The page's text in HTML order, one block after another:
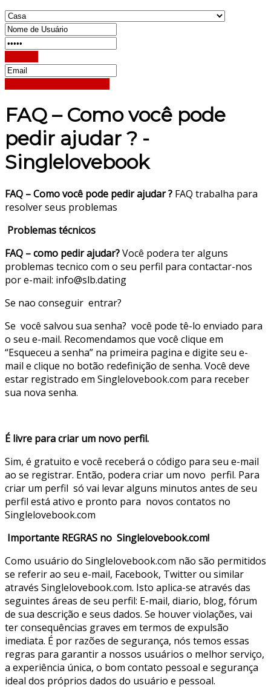
FAQ – Como você pode
pedir ajudar ? -
Singlelovebook
FAQ – Como você pode pedir ajudar ? FAQ trabalha para
resolver seus problemas
Problemas técnicos
FAQ – como pedir ajudar?Você podera ter alguns
problemas tecnico com o seu perfil para contactar-nos
por e-mail: info@slb.dating
Se nao conseguir entrar?
Se você salvou sua senha? você pode tê-lo enviado para
o seu e-mail. Recomendamos que você clique em
“Esqueceu a senha” na primeira pagina e digite seu e-
mail e clique no botão redefinição de senha. Você deve
estar registrado em Singlelovebook.com para receber
sua nova senha.
É livre para criar um novo perfil.
Sim, é gratuito e você receberá o código para seu e-mail
ao se registrar. Então, podera criar um novo perfil. Para
criar um perfil só vai levar alguns minutos antes de seu
perfil está ativo e pronto para novos contatos no
Singlelovebook.com
Importante REGRAS no Singlelovebook.com!
Como usuário do Singlelovebook.com não são permitidos
se referir ao seu e-mail, Facebook, Twitter ou similar
através Singlelovebook.com. Isto aplica-se através das
seguintes áreas de seu perfil: E-mail, diario, blog, fórum
de sua descrição e seus dados. Se houver violações, vai
ter consequências graves em termos de expulsão
imediata. É por razões de segurança, nós temos essas
regras para garantir a nossos usuários o melhor serviço,
a experiência única, o bom contato pessoal e segurança
ideal dos próprios dados do usuário e pessoal.